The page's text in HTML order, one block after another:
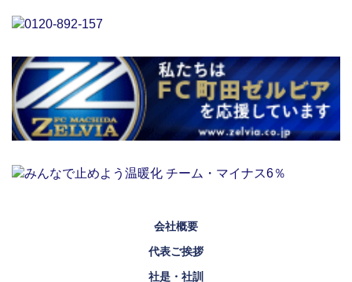
会社概要
代表ご挨拶
社是・社訓